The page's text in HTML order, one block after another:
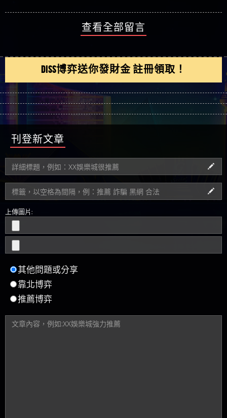
查看全部留言
DISS博弈送你發財金 註冊領取！
刊登新文章
上傳圖片:
其他問題或分享
靠北博弈
推薦博弈